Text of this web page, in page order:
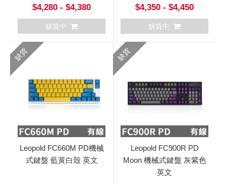
$4,280 - $4,380
缺貨中
$4,350 - $4,450
缺貨中
缺貨
Leopold FC660M PD機械
式鍵盤 藍黃白殼 英文
缺貨
Leopold FC900R PD
Moon 機械式鍵盤 灰紫色
英文